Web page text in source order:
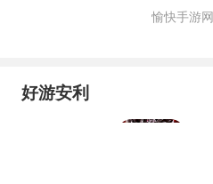
愉快手游网
好游安利